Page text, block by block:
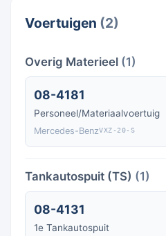
Voertuigen (2)
Overig Materieel (1)
08-4181
Personeel/Materiaalvoertuig
Mercedes-BenzVXZ-20-S
Tankautospuit (TS) (1)
08-4131
1e Tankautospuit